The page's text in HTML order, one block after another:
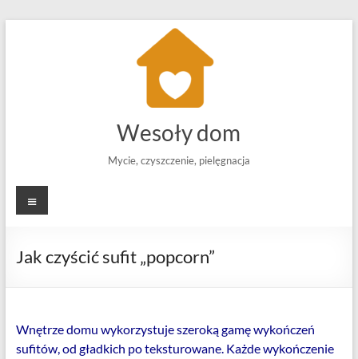
Wesoły dom
Mycie, czyszczenie, pielęgnacja
Menu
Jak czyścić sufit „popcorn”
Wnętrze domu wykorzystuje szeroką gamę wykończeń
sufitów, od gładkich po teksturowane. Każde wykończenie